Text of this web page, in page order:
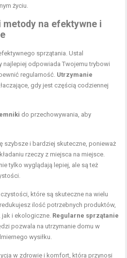
życiu.
na efektywne i
sprzątania. Ustal
najlepiej odpowiada Twojemu trybowi
regularność. Utrzymanie
gdy jest częścią codziennej
do przechowywania, aby
szybsze i bardziej skuteczne, ponieważ
rzeczy z miejsca na miejsce.
tylko wyglądają lepiej, ale są też
które są skuteczne na wielu
ilość potrzebnych produktów,
i ekologiczne. Regularne sprzątanie
pozwala na utrzymanie domu w
wysiłku.
w zdrowie i komfort, która przynosi